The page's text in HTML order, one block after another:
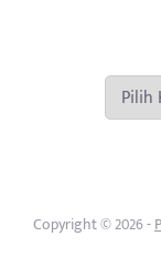
Copyright © 2026 -